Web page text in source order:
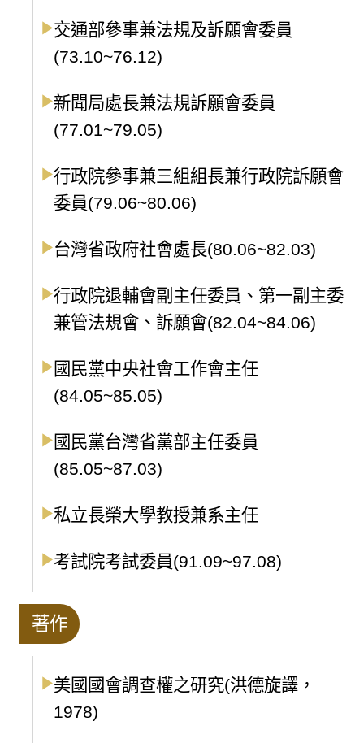
交通部參事兼法規及訴願會委員
(73.10~76.12)
新聞局處長兼法規訴願會委員
(77.01~79.05)
行政院參事兼三組組長兼行政院訴願會
委員(79.06~80.06)
台灣省政府社會處長(80.06~82.03)
行政院退輔會副主任委員、第一副主委
兼管法規會、訴願會(82.04~84.06)
國民黨中央社會工作會主任
(84.05~85.05)
國民黨台灣省黨部主任委員
(85.05~87.03)
私立長榮大學教授兼系主任
考試院考試委員(91.09~97.08)
著作
美國國會調查權之研究(洪德旋譯，
1978)